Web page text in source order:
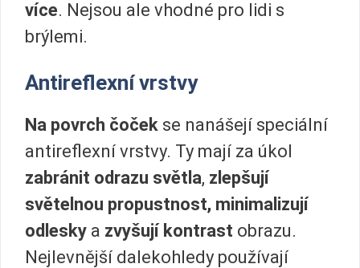
více. Nejsou ale vhodné pro lidi s
brýlemi.
Antireflexní vrstvy
Na povrch čoček se nanášejí speciální
antireflexní vrstvy. Ty mají za úkol
zabránit odrazu světla, zlepšují
světelnou propustnost, minimalizují
odlesky a zvyšují kontrast obrazu.
Nejlevnější dalekohledy používají